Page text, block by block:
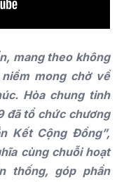
mang theo không
mong chờ về
Hòa chung tinh
đã tổ chức chương
Kết Cộng Đồng”,
cùng chuỗi hoạt
thống, góp phần